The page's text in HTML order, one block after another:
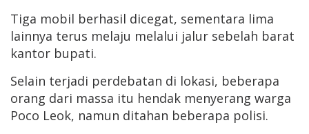
Tiga mobil berhasil dicegat, sementara lima
lainnya terus melaju melalui jalur sebelah barat
kantor bupati.
Selain terjadi perdebatan di lokasi, beberapa
orang dari massa itu hendak menyerang warga
Poco Leok, namun ditahan beberapa polisi.